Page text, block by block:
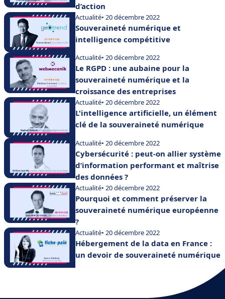
d’action
Actualité• 20 décembre 2022
Souveraineté numérique et
intelligence compétitive
Actualité• 20 décembre 2022
Le RGPD : une aubaine pour la
souveraineté numérique et la
croissance des entreprises
Actualité• 20 décembre 2022
L'intelligence artificielle, un élément
clé de la souveraineté numérique
Actualité• 20 décembre 2022
Cybersécurité : peut-on allier système
d’information performant et maîtrise
des données ?
Actualité• 20 décembre 2022
Pourquoi et comment préserver la
souveraineté numérique européenne
?
Actualité• 20 décembre 2022
Hébergement de la data en France :
un devoir de souveraineté numérique